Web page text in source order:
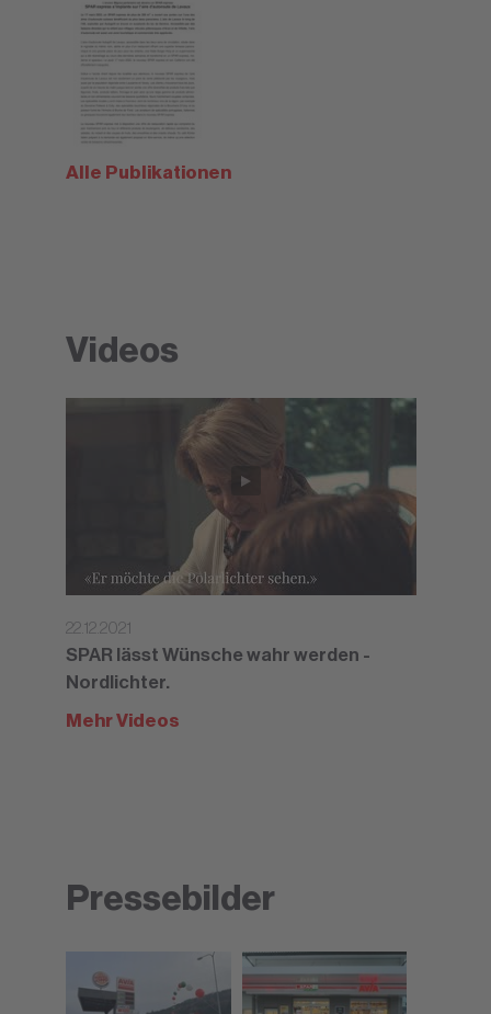
Alle Publikationen
Videos
22.12.2021
SPAR lässt Wünsche wahr werden -
Nordlichter.
Mehr Videos
Pressebilder